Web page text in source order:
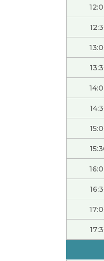
听到你心
在漫長的
我也聊得
昨天玩得
葵老师，
谢谢老师
不知不觉
希望医生
闹钟起作
最近、我